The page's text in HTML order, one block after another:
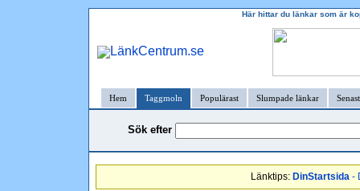
Här hittar du länkar som är
Hem Taggmoln Populärast Slumpade länkar
Sök efter
Länktips: DinStartsida -